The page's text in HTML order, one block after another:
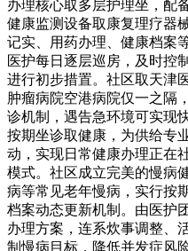
办理核心取多层护理坐，配
健康监测设备取康复理疗器
记实、用药办理、健康档案
医护每日逐层巡房，及时控
进行初步措置。社区取天津
肿瘤病院空港病院仅一之隔
诊机制，遇告急环境可实现
按期坐诊取健康，为供给专
动，实现日常健康办理正在
模式。社区成立完美的慢病
病等常见老年慢病，实行按
档案动态更新机制。由医护
办理方案，连系炊事调整、
制慢病目标，降低并发症风